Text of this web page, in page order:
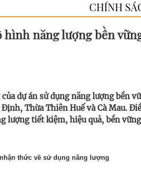
CHÍNH
hình năng lượng bền
dự án sử dụng năng lượng bền
Thừa Thiên Huế và Cà Mau.
lượng tiết kiệm, hiệu quả, bền
thức về sử dụng năng lượng